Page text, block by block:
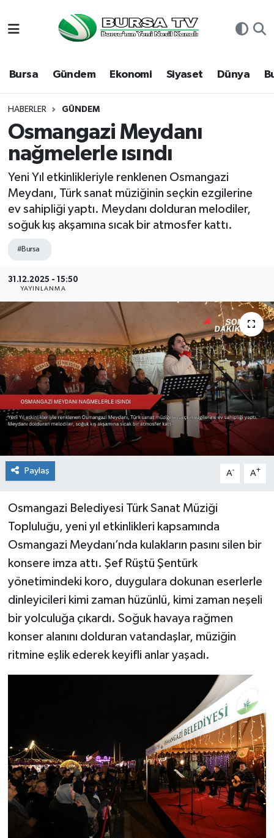
Bursa Gündem Ekonomi Siyaset Dünya
HABERLER GÜNDEM
Osmangazi Meydanı
nağmelerle ısındı
Yeni Yıl etkinlikleriyle renklenen Osmangazi
Meydanı, Türk sanat müziğinin seçkin ezgilerine
ev sahipliği yaptı. Meydanı dolduran melodiler,
soğuk kış akşamına sıcak bir atmosfer kattı.
#Bursa
31.12.2025 - 15:50
YAYINLANMA
Paylaş A- A+
Osmangazi Belediyesi Türk Sanat Müziği
Topluluğu, yeni yıl etkinlikleri kapsamında
Osmangazi Meydanı’nda kulakların pasını silen bir
konsere imza attı. Şef Rüştü Şentürk
yönetimindeki koro, duygulara dokunan eserlerle
dinleyicileri kimi zaman hüzünlü, kimi zaman neşeli
bir yolculuğa çıkardı. Soğuk havaya rağmen
konser alanını dolduran vatandaşlar, müziğin
ritmine eşlik ederek keyifli anlar yaşadı.
Bursa
Dünya
Eğitim
Ekonomi
Genel
Gündem
Siyaset
Spor
Teknoloji
Türkiye
Hava Durumu
Namaz Vakitleri
Trafik Durumu
Süper Lig Puan Durumu ve Fikstür
Tüm Manşetler
Son Dakika Haberleri